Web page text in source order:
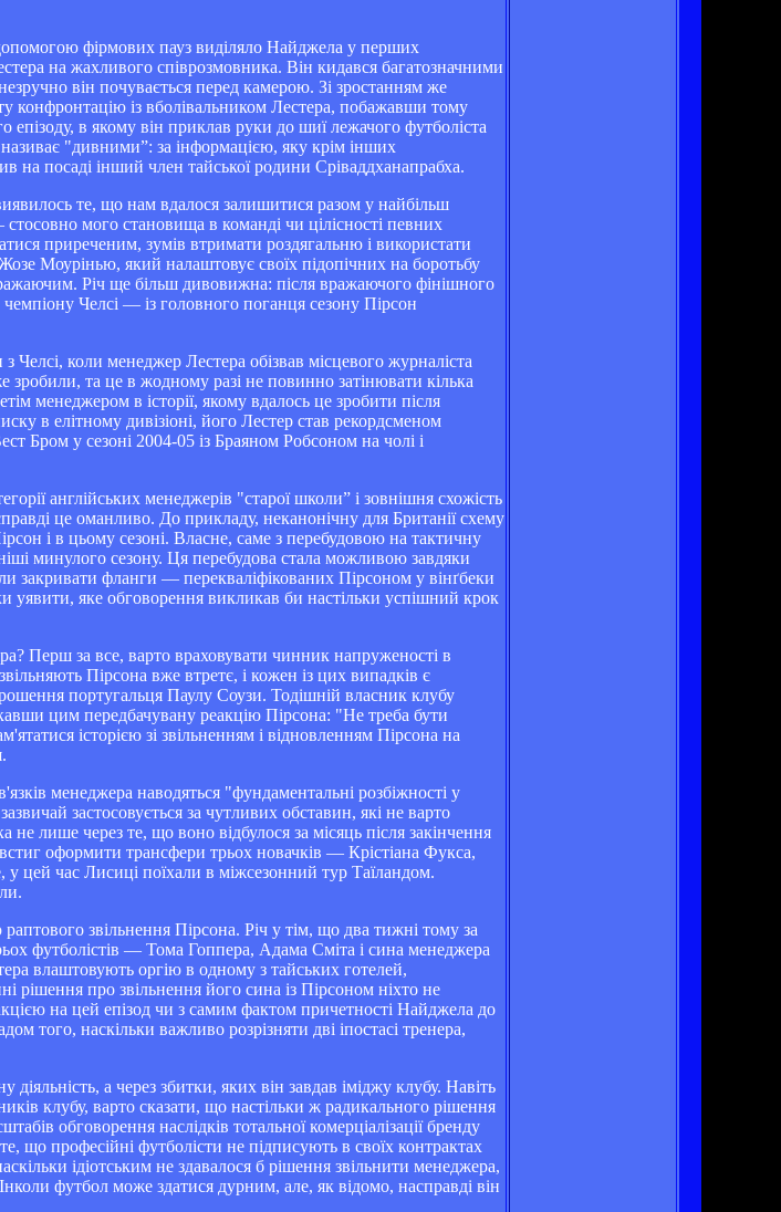
фірмових пауз виділяло Найджела у перших
на жахливого співрозмовника. Він кидався багатозначними
він почувається перед камерою. Зі зростанням же
конфронтацію із вболівальником Лестера, побажавши тому
в якому він приклав руки до шиї лежачого футболіста
"дивними”: за інформацією, яку крім інших
на посаді інший член тайської родини Сріваддханапрабха.
те, що нам вдалося залишитися разом у найбільш
мого становища в команді чи цілісності певних
приреченим, зумів втримати роздягальню і використати
Моурінью, який налаштовує своїх підопічних на боротьбу
Річ ще більш дивовижна: після вражаючого фінішного
Челсі — із головного поганця сезону Пірсон
Челсі, коли менеджер Лестера обізвав місцевого журналіста
та це в жодному разі не повинно затінювати кілька
менеджером в історії, якому вдалось це зробити після
в елітному дивізіоні, його Лестер став рекордсменом
Бром у сезоні 2004-05 із Браяном Робсоном на чолі і
англійських менеджерів "старої школи” і зовнішня схожість
це оманливо. До прикладу, неканонічну для Британії схему
і в цьому сезоні. Власне, саме з перебудовою на тактичну
минулого сезону. Ця перебудова стала можливою завдяки
закривати фланги — перекваліфікованих Пірсоном у вінґбеки
яке обговорення викликав би настільки успішний крок
Перш за все, варто враховувати чинник напруженості в
Пірсона вже втретє, і кожен із цих випадків є
португальця Паулу Соузи. Тодішній власник клубу
цим передбачувану реакцію Пірсона: "Не треба бути
історією зі звільненням і відновленням Пірсона на
менеджера наводяться "фундаментальні розбіжності у
застосовується за чутливих обставин, які не варто
лише через те, що воно відбулося за місяць після закінчення
оформити трансфери трьох новачків — Крістіана Фукса,
у цей час Лисиці поїхали в міжсезонний тур Таїландом.
звільнення Пірсона. Річ у тім, що два тижні тому за
футболістів — Тома Гоппера, Адама Сміта і сина менеджера
влаштовують оргію в одному з тайських готелей,
про звільнення його сина із Пірсоном ніхто не
на цей епізод чи з самим фактом причетності Найджела до
того, наскільки важливо розрізняти дві іпостасі тренера,
а через збитки, яких він завдав іміджу клубу. Навіть
клубу, варто сказати, що настільки ж радикального рішення
обговорення наслідків тотальної комерціалізації бренду
що професійні футболісти не підписують в своїх контрактах
ідіотським не здавалося б рішення звільнити менеджера,
футбол може здатися дурним, але, як відомо, насправді він